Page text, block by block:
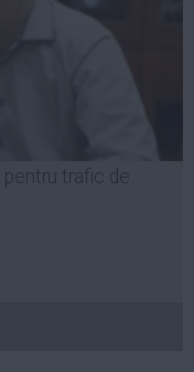
pentru trafic de